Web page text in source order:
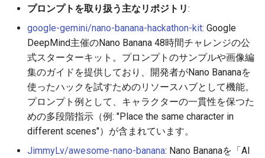
2026-05-13
2026-05-12
2026-05-11
2026-05-10
2026-05-09
2025-10-28
2025-10-27
2025-10-26
2025-10-25
2025-10-24
2026-05-13
2026-05-12
2026-05-11
2026-05-10
2026-05-09
2025-10-28
2025-10-27
2025-10-26
2025-10-25
2025-10-24
2026-05-10
2026-05-09
2026-05-08
2026-05-07
2026-05-06
2026-05-09
2026-05-08
2026-05-07
2026-05-06
2026-05-05
2025-10-28
2025-10-27
2025-10-26
2025-10-25
2025-10-24
プロンプトを取り扱う主なリポジトリ:
google-gemini/nano-banana-hackathon-kit: Google
DeepMind主催のNano Banana 48時間チャレンジの公
式スターターキット。プロンプトのサンプルや画像編
集のガイドを提供しており、開発者がNano Bananaを
使ったハックを試すためのリソースハブとして機能。
プロンプト例として、キャラクターの一貫性を保つた
めの多段階指示（例: "Place the same character in
different scenes"）が含まれています。
JimmyLv/awesome-nano-banana: Nano Bananaを「AI